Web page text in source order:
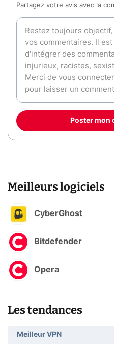
Partagez votre avis avec la
Poster mon
Meilleurs logiciels
CyberGhost
Bitdefender
Opera
Les tendances
Meilleur VPN